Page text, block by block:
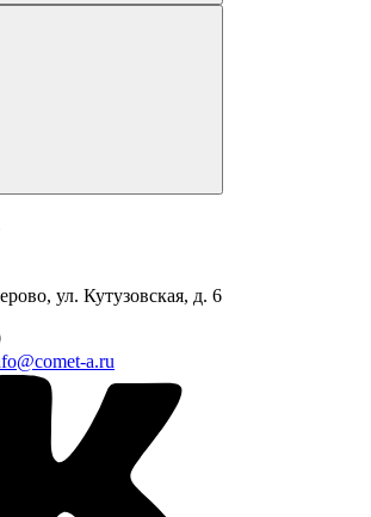
ул. Кутузовская, д. 6
a.ru